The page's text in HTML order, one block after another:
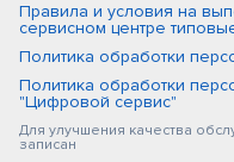
Правила и условия на
сервисном центре
Политика обработки
Политика обработки
"Цифровой сервис"
Для улучшения качества
записан